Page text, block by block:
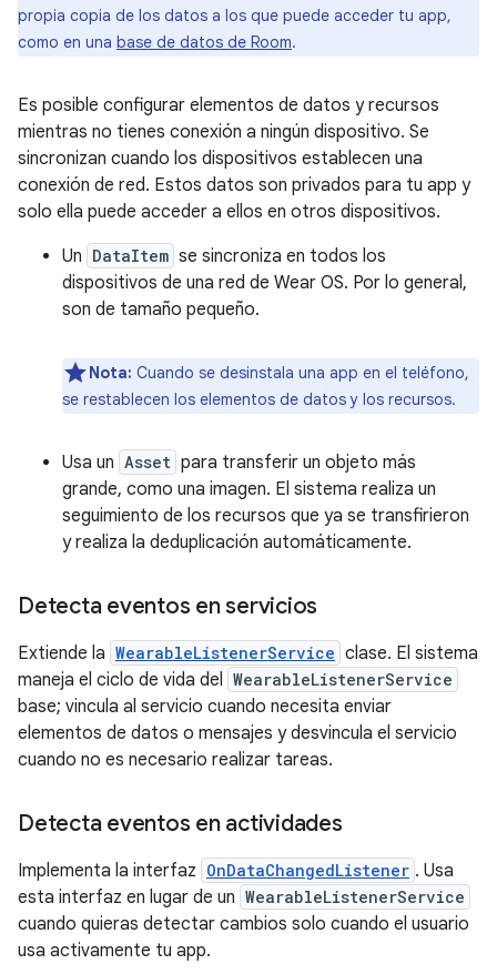
propia copia de los datos a los que puede acceder tu app,
como en una base de datos de Room.
Es posible configurar elementos de datos y recursos
mientras no tienes conexión a ningún dispositivo. Se
sincronizan cuando los dispositivos establecen una
conexión de red. Estos datos son privados para tu app y
solo ella puede acceder a ellos en otros dispositivos.
Un DataItem se sincroniza en todos los
dispositivos de una red de Wear OS. Por lo general,
son de tamaño pequeño.
Nota: Cuando se desinstala una app en el teléfono,
se restablecen los elementos de datos y los recursos.
Usa un Asset para transferir un objeto más
grande, como una imagen. El sistema realiza un
seguimiento de los recursos que ya se transfirieron
y realiza la deduplicación automáticamente.
Detecta eventos en servicios
Extiende la WearableListenerService clase. El sistema
maneja el ciclo de vida del WearableListenerService
base; vincula al servicio cuando necesita enviar
elementos de datos o mensajes y desvincula el servicio
cuando no es necesario realizar tareas.
Detecta eventos en actividades
Implementa la interfaz OnDataChangedListener . Usa
esta interfaz en lugar de un WearableListenerService
cuando quieras detectar cambios solo cuando el usuario
usa activamente tu app.